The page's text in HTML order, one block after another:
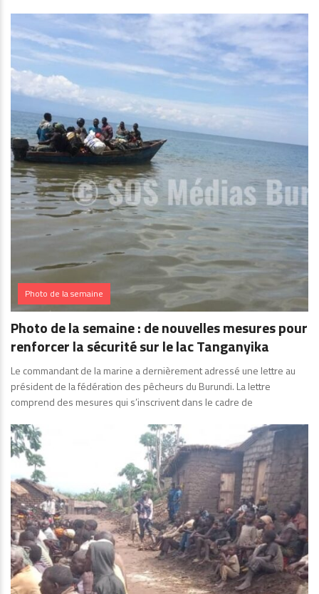
Photo de la semaine
Photo de la semaine : de nouvelles mesures pour
renforcer la sécurité sur le lac Tanganyika
Le commandant de la marine a dernièrement adressé une lettre au
président de la fédération des pêcheurs du Burundi. La lettre
comprend des mesures qui s’inscrivent dans le cadre de